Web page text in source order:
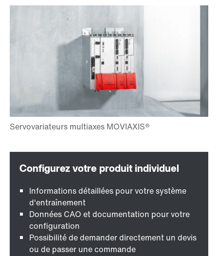
Informations détaillées pour votre système
d'entraînement
Données CAO et documentation pour votre
configuration
Possibilité de demander directement un devis
ou de passer une commande